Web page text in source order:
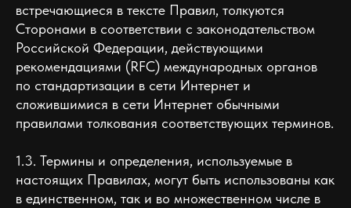
встречающиеся в тексте Правил, толкуются
Сторонами в соответствии с законодательством
Российской Федерации, действующими
рекомендациями (RFC) международных органов
по стандартизации в сети Интернет и
сложившимися в сети Интернет обычными
правилами толкования соответствующих терминов.
1.3. Термины и определения, используемые в
настоящих Правилах, могут быть использованы как
в единственном, так и во множественном числе в